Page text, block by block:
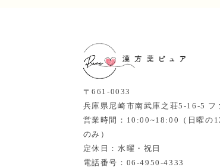
〒661-0033
兵庫県尼崎市南武庫之荘5-16-5 フ
営業時間：10:00~18:00（日曜の
のみ）
定休日：水曜・祝日
電話番号：06-4950-4333